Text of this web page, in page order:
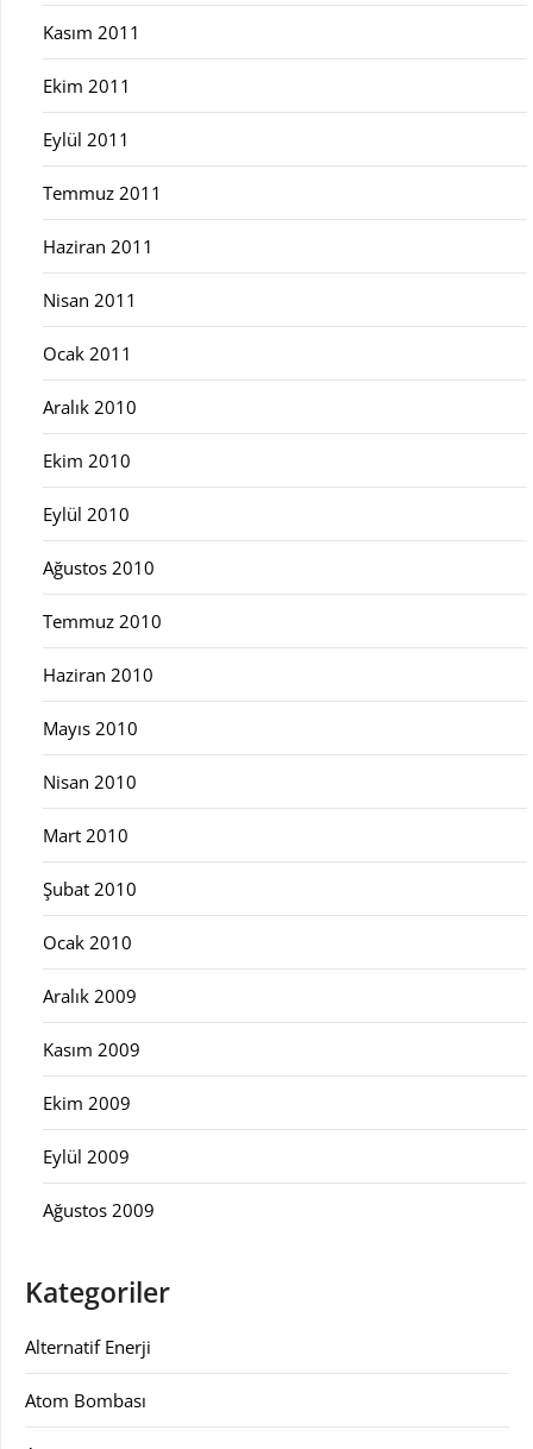
Kasım 2011
Ekim 2011
Eylül 2011
Temmuz 2011
Haziran 2011
Nisan 2011
Ocak 2011
Aralık 2010
Ekim 2010
Eylül 2010
Ağustos 2010
Temmuz 2010
Haziran 2010
Mayıs 2010
Nisan 2010
Mart 2010
Şubat 2010
Ocak 2010
Aralık 2009
Kasım 2009
Ekim 2009
Eylül 2009
Ağustos 2009
Kategoriler
Alternatif Enerji
Atom Bombası